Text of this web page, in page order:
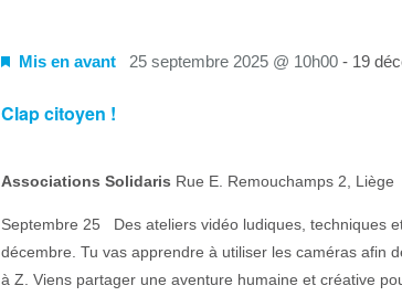
Clap citoyen !
Mis en avant 25 septembre 2025 @ 10h00- 19
Associations Solidaris Rue E. Remouchamps 2, Liège
Septembre 25 Des ateliers vidéo ludiques, techniques
décembre. Tu vas apprendre à utiliser les caméras afin
à Z. Viens partager une aventure humaine et créative